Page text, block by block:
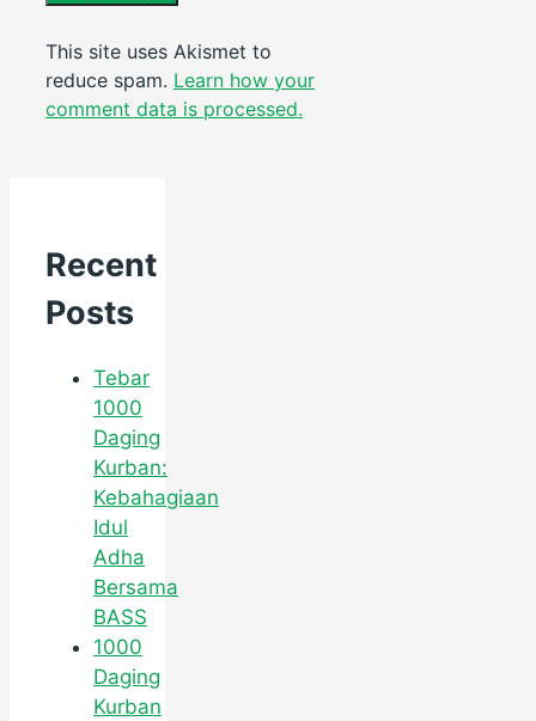
This site uses Akismet to
reduce spam. Learn how your
comment data is processed.
Recent
Posts
Tebar
1000
Daging
Kurban:
Kebahagiaan
Idul
Adha
Bersama
BASS
1000
Daging
Kurban